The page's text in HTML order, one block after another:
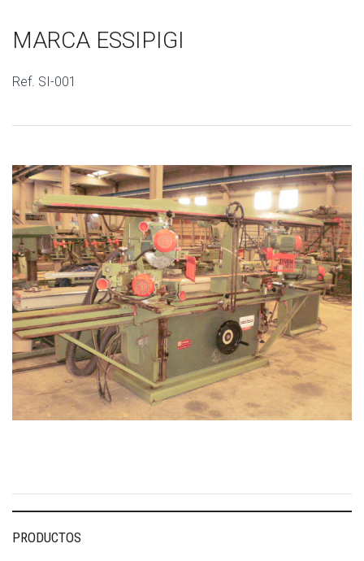
MARCA ESSIPIGI
Ref. SI-001
PRODUCTOS